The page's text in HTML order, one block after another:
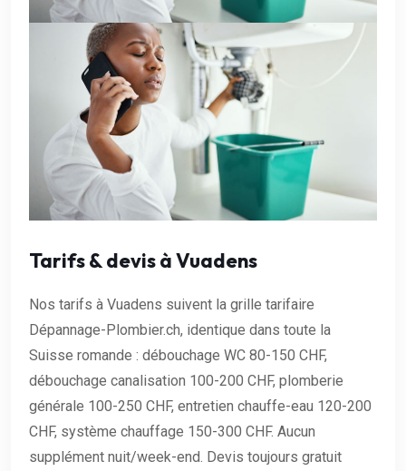
Tarifs & devis à Vuadens
Nos tarifs à Vuadens suivent la grille tarifaire
Dépannage-Plombier.ch, identique dans toute la
Suisse romande : débouchage WC 80-150 CHF,
débouchage canalisation 100-200 CHF, plomberie
générale 100-250 CHF, entretien chauffe-eau 120-200
CHF, système chauffage 150-300 CHF. Aucun
supplément nuit/week-end. Devis toujours gratuit